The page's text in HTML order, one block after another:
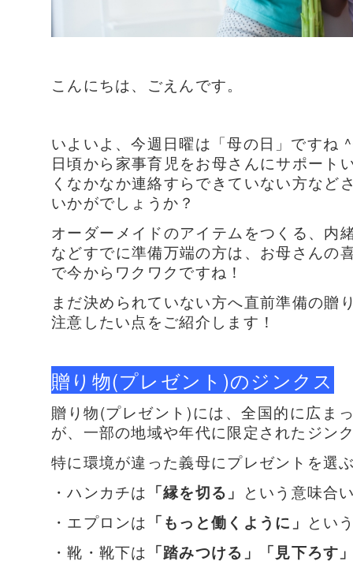
こんにちは、ごえんです。
いよいよ、今週日曜は「母の日」ですね
日頃から家事育児をお母さんにサポート
くなかなか連絡すらできていない方など
いかがでしょうか？
オーダーメイドのアイテムをつくる、内
などすでに準備万端の方は、お母さんの
で今からワクワクですね！
まだ決められていない方へ直前準備の贈
注意したい点をご紹介します！
贈り物(プレゼント)のジンクス
贈り物(プレゼント)には、全国的に広ま
が、一部の地域や年代に限定されたジン
特に環境が違った義母にプレゼントを選
・ハンカチは 「縁を切る」 という意味合
・エプロンは 「もっと働くように」 とい
・靴・靴下は 「踏みつける」「見下ろす